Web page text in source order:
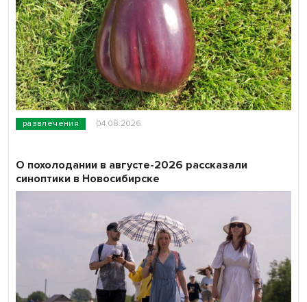
развлечения 04.08.2026
О похолодании в августе-2026 рассказали
синоптики в Новосибирске